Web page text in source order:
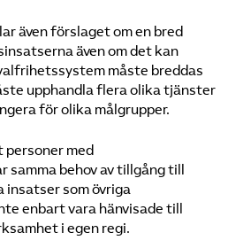
även förslaget om en bred
även om det kan
måste breddas
upphandla flera olika tjänster
för olika målgrupper.
med
behov av tillgång till
som övriga
enbart vara hänvisade till
i egen regi.